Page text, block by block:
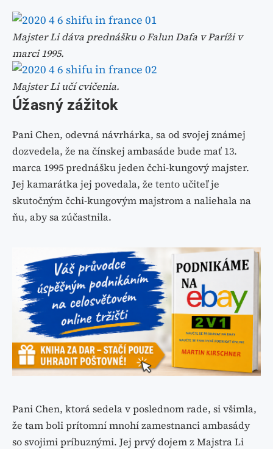
Majster Li dáva prednášku o Falun Dafa v Paríži v
marci 1995.
Majster Li učí cvičenia.
Úžasný zážitok
Pani Chen, odevná návrhárka, sa od svojej známej
dozvedela, že na čínskej ambasáde bude mať 13.
marca 1995 prednášku jeden čchi-kungový majster.
Jej kamarátka jej povedala, že tento učiteľ je
skutočným čchi-kungovým majstrom a naliehala na
ňu, aby sa zúčastnila.
Pani Chen, ktorá sedela v poslednom rade, si všimla,
že tam boli prítomní mnohí zamestnanci ambasády
so svojimi príbuznými. Jej prvý dojem z Majstra Li